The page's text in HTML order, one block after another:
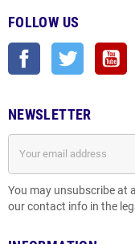
FOLLOW US
Facebook Twitter
NEWSLETTER
You may unsubscribe at
our contact info in the